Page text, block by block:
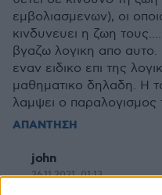
εμβολιασμενων), οι
κινδυνευει η ζωη
βγαζω λογικη απο αυτο.
εναν ειδικο επι της
μαθηματικο δηλαδη. Η
λαμψει ο παραλογισμος
ΑΠΑΝΤΗΣΗ
john
26.11.2021, 01:13